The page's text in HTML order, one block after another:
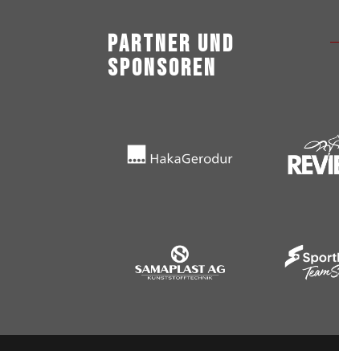
Partner und
Sponsoren